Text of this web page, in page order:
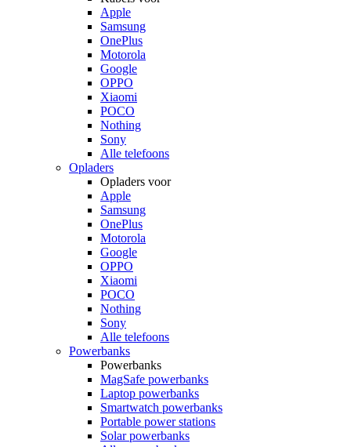
Apple
Samsung
OnePlus
Motorola
Google
OPPO
Xiaomi
POCO
Nothing
Sony
Alle telefoons
Opladers
Opladers voor
Apple
Samsung
OnePlus
Motorola
Google
OPPO
Xiaomi
POCO
Nothing
Sony
Alle telefoons
Powerbanks
Powerbanks
MagSafe powerbanks
Laptop powerbanks
Smartwatch powerbanks
Portable power stations
Solar powerbanks